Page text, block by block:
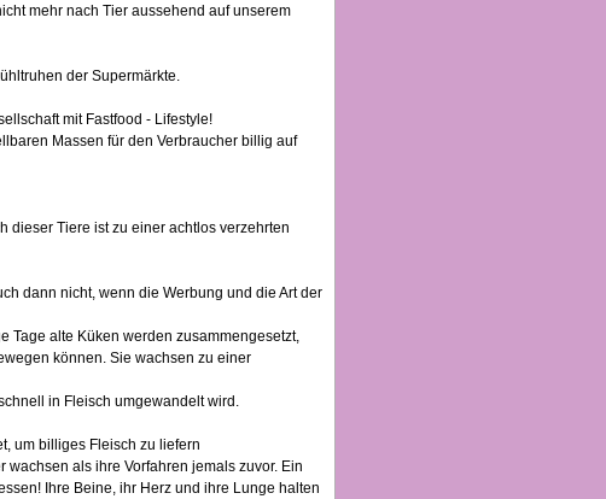
mehr nach Tier aussehend auf unserem
der Supermärkte.
mit Fastfood - Lifestyle!
Massen für den Verbraucher billig auf
dieser Tiere ist zu einer achtlos verzehrten
dann nicht, wenn die Werbung und die Art der
Tage alte Küken werden zusammengesetzt,
können. Sie wachsen zu einer
in Fleisch umgewandelt wird.
um billiges Fleisch zu liefern
als ihre Vorfahren jemals zuvor. Ein
Ihre Beine, ihr Herz und ihre Lunge halten